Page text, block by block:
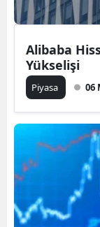
Alibaba
Yükselişi
Piyasa 06